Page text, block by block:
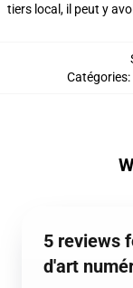
tiers local, il peut y
Catégories:
5 reviews
d'art